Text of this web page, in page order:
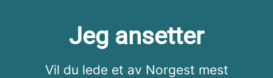
Jeg ansetter
Vil du lede et av Norgest mest